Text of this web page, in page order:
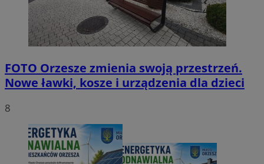
FOTO Orzesze zmienia swoją przestrzeń.
Nowe ławki, kosze i urządzenia dla dzieci
8